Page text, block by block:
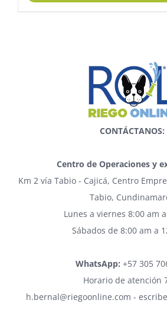
CONTÁCTANOS:
Centro de Operaciones y
Km 2 vía Tabio - Cajicá, Centro
Tabio,
Lunes a viernes 8:00 am
Sábados de 8:00 am a
WhatsApp: +57 305
Horario de atención
h.bernal@riegoonline.com -